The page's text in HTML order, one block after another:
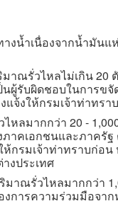
ำเนื่องจากน้ำมันแห่
มาณรั่วไหลไม่เกิน 20
นผู้รับผิดชอบในการข
แจ้งให้กรมเจ้าท่าทรา
หลมากกว่า 20 -
าคเอกชนและภาครั
กรมเจ้าท่าทราบก่อ
งประเทศ
าณรั่วไหลมากกว่า
การความร่วมมือจาก